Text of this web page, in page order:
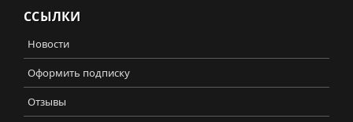
ССЫЛКИ
Новости
Оформить подписку
Отзывы